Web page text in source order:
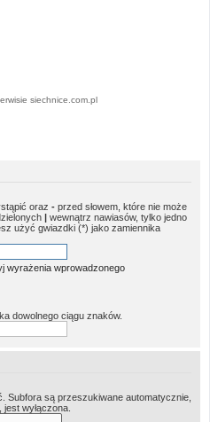
siechnice.com.pl
oraz - przed słowem, które nie może
wewnątrz nawiasów, tylko jedno
użyć gwiazdki (*) jako zamiennika
wyrażenia wprowadzonego
dowolnego ciągu znaków.
są przeszukiwane automatycznie,
wyłączona.